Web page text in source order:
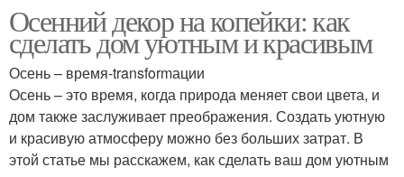
Осенний декор на копейки: как
сделать дом уютным и красивым
Осень – время-transformации
Осень – это время, когда природа меняет свои цвета, и
дом также заслуживает преображения. Создать уютную
и красивую атмосферу можно без больших затрат. В
этой статье мы расскажем, как сделать ваш дом уютным